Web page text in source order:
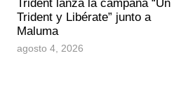
Trident lanza la campaña “Un
Trident y Libérate” junto a
Maluma
agosto 4, 2026